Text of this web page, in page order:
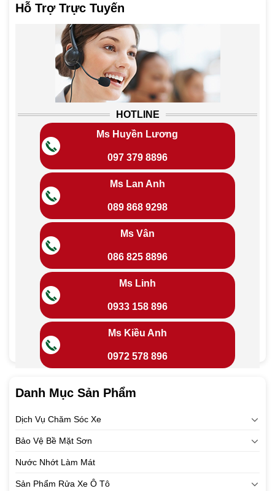
Hỗ Trợ Trực Tuyến
HOTLINE
Ms Huyền Lương
097 379 8896
Ms Lan Anh
089 868 9298
Ms Vân
086 825 8896
Ms Linh
0933 158 896
Ms Kiều Anh
0972 578 896
Danh Mục Sản Phẩm
Dịch Vụ Chăm Sóc Xe
Bảo Vệ Bề Mặt Sơn
Nước Nhớt Làm Mát
Sản Phẩm Rửa Xe Ô Tô